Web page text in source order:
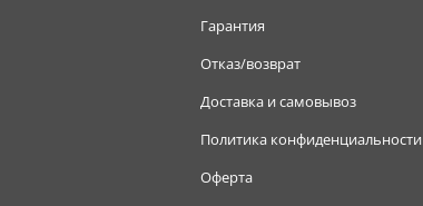
Гарантия
Отказ/возврат
Доставка и самовывоз
Политика конфиденциальности
Оферта